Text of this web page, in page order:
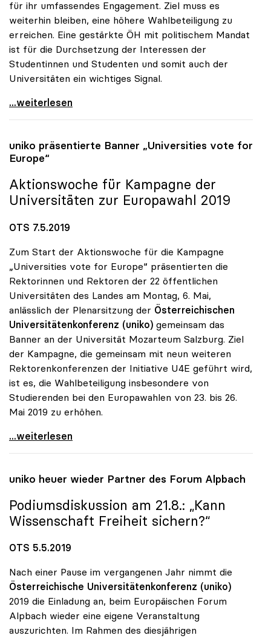
für ihr umfassendes Engagement. Ziel muss es
weiterhin bleiben, eine höhere Wahlbeteiligung zu
erreichen. Eine gestärkte ÖH mit politischem Mandat
ist für die Durchsetzung der Interessen der
Studentinnen und Studenten und somit auch der
Universitäten ein wichtiges Signal.
uniko begrüsst die leicht erhöhte Wahlbeteiligung
...weiterlesen
uniko präsentierte Banner „Universities vote for
Europe“
Aktionswoche für Kampagne der
Universitäten zur Europawahl 2019
OTS 7.5.2019
Zum Start der Aktionswoche für die Kampagne
„Universities vote for Europe“ präsentierten die
Rektorinnen und Rektoren der 22 öffentlichen
Universitäten des Landes am Montag, 6. Mai,
anlässlich der Plenarsitzung der Österreichischen
Universitätenkonferenz (uniko) gemeinsam das
Banner an der Universität Mozarteum Salzburg. Ziel
der Kampagne, die gemeinsam mit neun weiteren
Rektorenkonferenzen der Initiative U4E geführt wird,
ist es, die Wahlbeteiligung insbesondere von
Studierenden bei den Europawahlen von 23. bis 26.
Mai 2019 zu erhöhen.
uniko präsentierte Banner „Universities vote for
...weiterlesen
uniko heuer wieder Partner des Forum Alpbach
Podiumsdiskussion am 21.8.: „Kann
Wissenschaft Freiheit sichern?“
OTS 5.5.2019
Nach einer Pause im vergangenen Jahr nimmt die
Österreichische Universitätenkonferenz (uniko)
2019 die Einladung an, beim Europäischen Forum
Alpbach wieder eine eigene Veranstaltung
auszurichten. Im Rahmen des diesjährigen